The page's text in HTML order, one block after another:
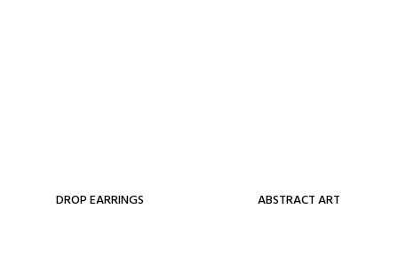
DROP EARRINGS ABSTRACT ART